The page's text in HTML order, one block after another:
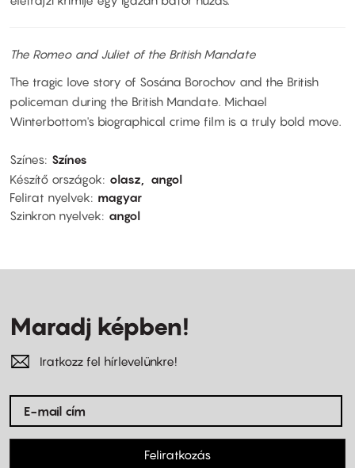
The Romeo and Juliet of the British Mandate
The tragic love story of Sosána Borochov and the British
policeman during the British Mandate. Michael
Winterbottom's biographical crime film is a truly bold move.
Színes Színes
Készítő országok
olasz
angol
Felirat nyelvek
magyar
Szinkron nyelvek
angol
Maradj képben!
Iratkozz fel hírlevelünkre!
Feliratkozás